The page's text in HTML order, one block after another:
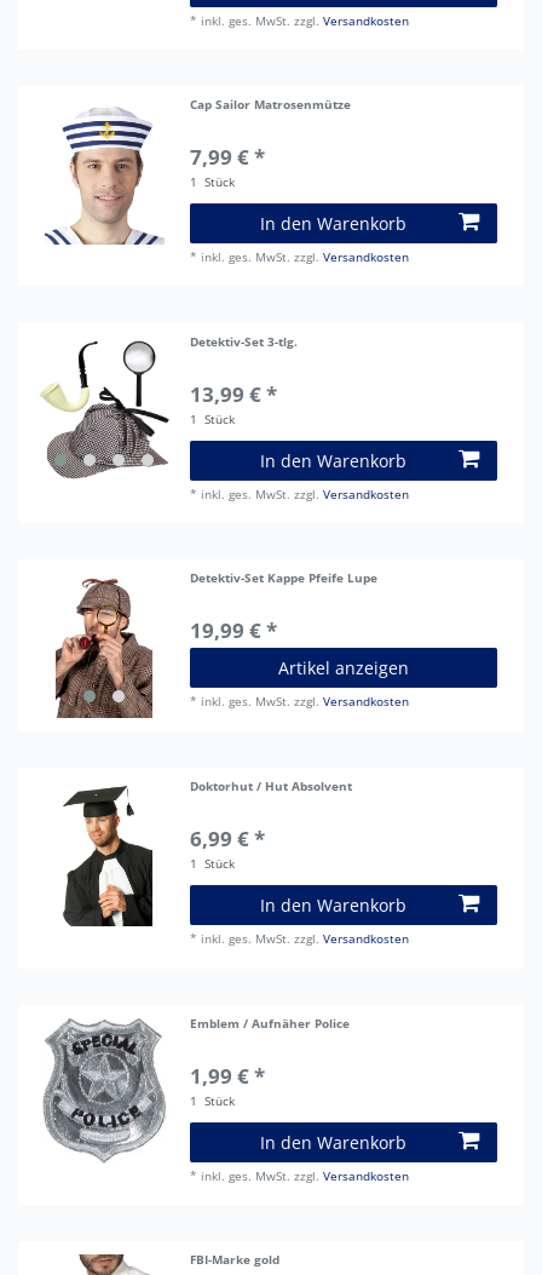
* inkl. ges. MwSt. zzgl.Versandkosten
Cap Sailor Matrosenmütze
7,99 € *
1 Stück
In den Warenkorb
* inkl. ges. MwSt. zzgl.Versandkosten
Detektiv-Set 3-tlg.
13,99 € *
1 Stück
In den Warenkorb
* inkl. ges. MwSt. zzgl.Versandkosten
Detektiv-Set Kappe Pfeife Lupe
19,99 € *
Artikel anzeigen
* inkl. ges. MwSt. zzgl.Versandkosten
Doktorhut / Hut Absolvent
6,99 € *
1 Stück
In den Warenkorb
* inkl. ges. MwSt. zzgl.Versandkosten
Emblem / Aufnäher Police
1,99 € *
1 Stück
In den Warenkorb
* inkl. ges. MwSt. zzgl.Versandkosten
FBI-Marke gold